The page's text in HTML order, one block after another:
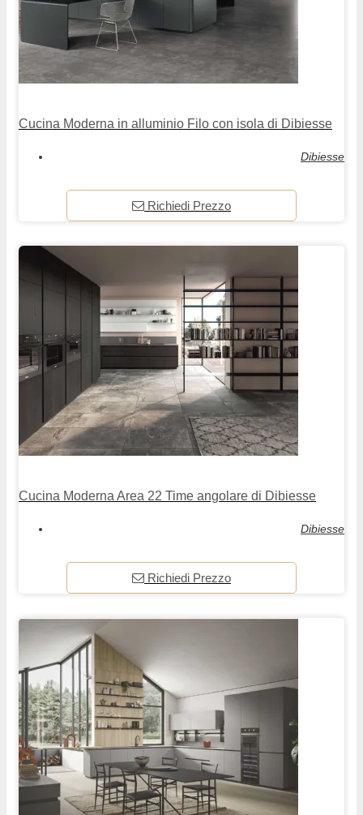
Cucina Moderna in alluminio Filo con isola di Dibiesse
Dibiesse
Richiedi Prezzo
Cucina Moderna Area 22 Time angolare di Dibiesse
Dibiesse
Richiedi Prezzo